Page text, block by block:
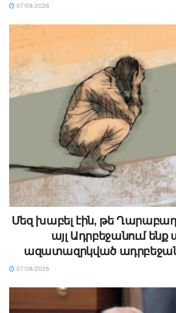
07/08/2026
Մեզ խաբել էին, թե
այլ Ադրբեջանում ենք
ազատազրկված
07/08/2026